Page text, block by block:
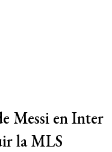
Messi en Inter
la MLS